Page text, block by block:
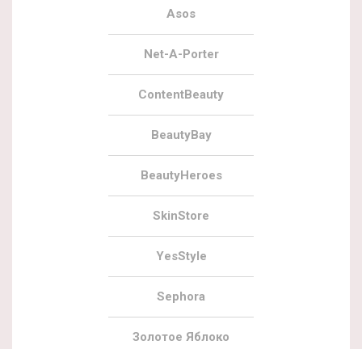
Asos
Net-A-Porter
ContentBeauty
BeautyBay
BeautyHeroes
SkinStore
YesStyle
Sephora
Золотое Яблоко